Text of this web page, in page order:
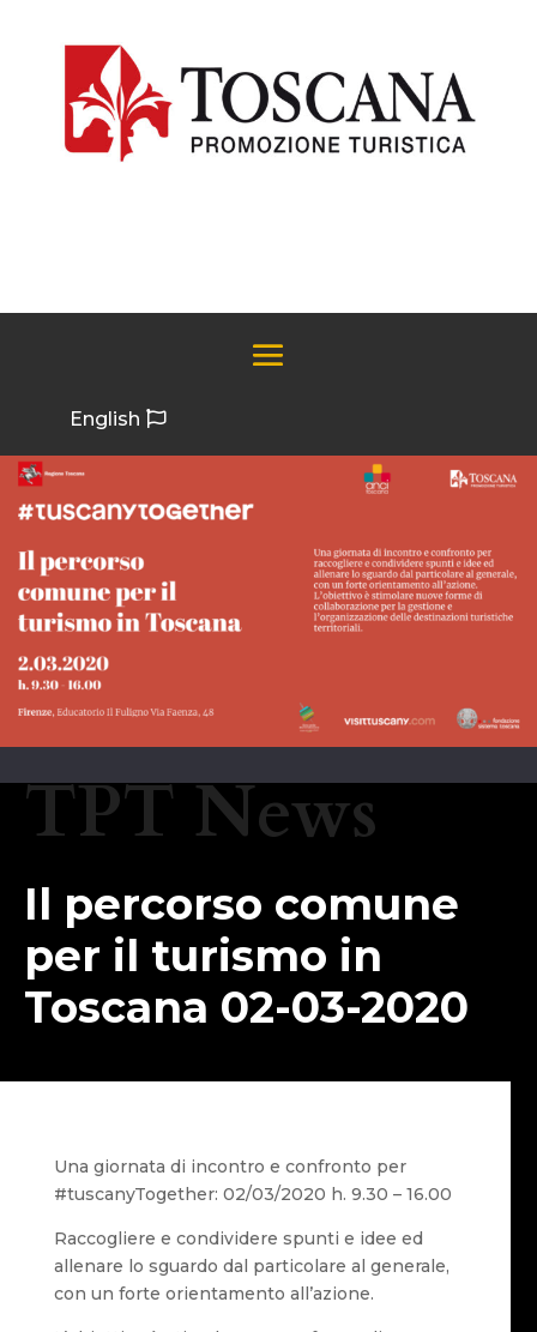
English
TPT News
Il percorso comune
per il turismo in
Toscana 02-03-2020
Una giornata di incontro e confronto per
#tuscanyTogether: 02/03/2020 h. 9.30 – 16.00
Raccogliere e condividere spunti e idee ed
allenare lo sguardo dal particolare al generale,
con un forte orientamento all’azione.